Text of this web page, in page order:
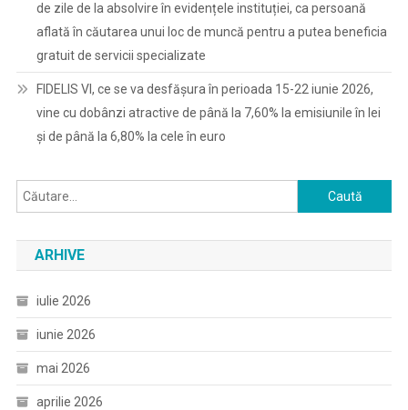
de zile de la absolvire în evidențele instituției, ca persoană
aflată în căutarea unui loc de muncă pentru a putea beneficia
gratuit de servicii specializate
FIDELIS VI, ce se va desfășura în perioada 15-22 iunie 2026,
vine cu dobânzi atractive de până la 7,60% la emisiunile în lei
și de până la 6,80% la cele în euro
Caută
după:
ARHIVE
iulie 2026
iunie 2026
mai 2026
aprilie 2026